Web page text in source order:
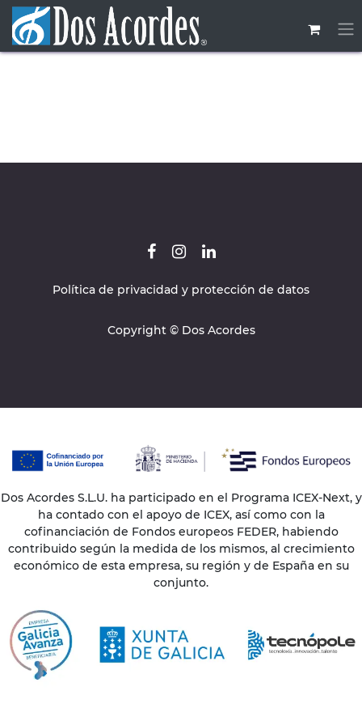
Skip to Content
Política de privacidad y protección de datos
Copyright © Dos Acordes
Dos Acordes S.L.U. ha participado en el Programa ICEX-Next, y
ha contado con el apoyo de ICEX, así como con la
cofinanciación de Fondos europeos FEDER, habiendo
contribuido según la medida de los mismos, al crecimiento
económico de esta empresa, su región y de España en su
conjunto.